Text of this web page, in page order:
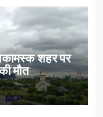
शहर पर
मौत